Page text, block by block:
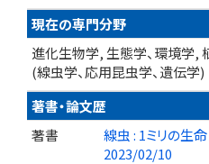
現在の専門分野
進化生物学, 生態学、環境学,
(線虫学、応用昆虫学、遺伝学)
著書・論文歴
著書
線虫 : 1ミリの生
2023/02/10